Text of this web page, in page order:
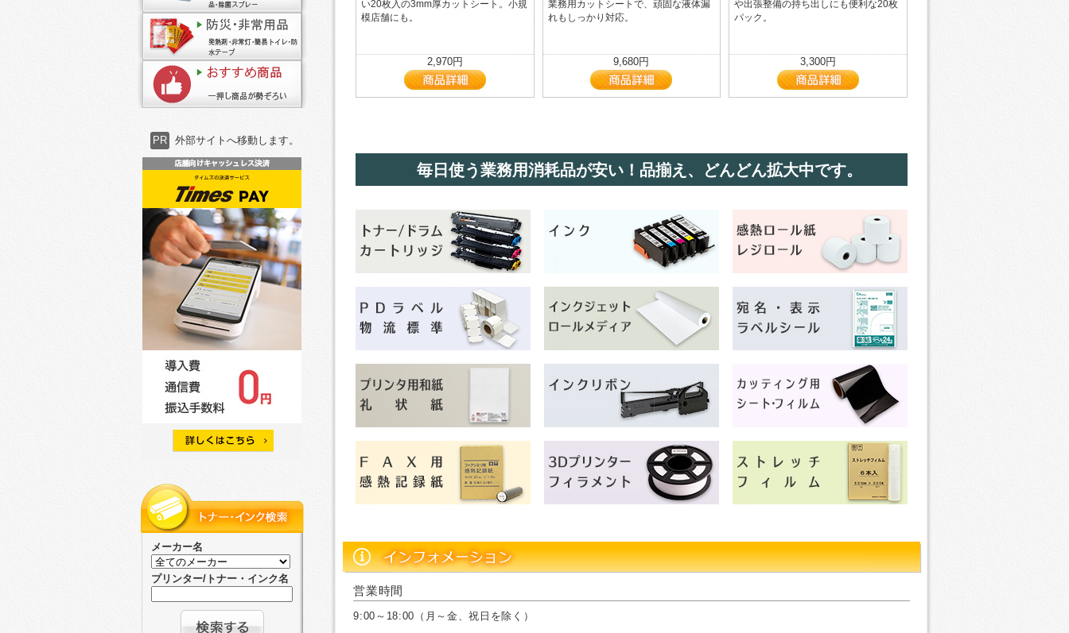
PR 外部サイトへ移動します。
メーカー名
プリンター/トナー・インク名
い20枚入の3mm厚カットシート。小規
模店舗にも。
2,970円
業務用カットシートで、頑固な液体漏
れもしっかり対応。
9,680円
や出張整備の持ち出しにも便利な20枚
パック。
3,300円
毎日使う業務用消耗品が安い！品揃え、どんどん拡大中です。
営業時間
9:00～18:00（月～金、祝日を除く）